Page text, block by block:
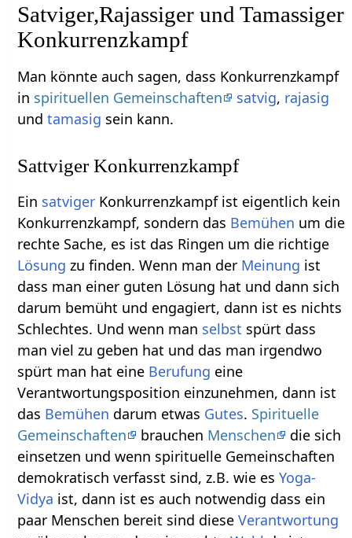
Satviger,Rajassiger und Tamassiger
Konkurrenzkampf
Man könnte auch sagen, dass Konkurrenzkampf
in spirituellen Gemeinschaften satvig, rajasig
undtamasig sein kann.
Sattviger Konkurrenzkampf
Ein satviger Konkurrenzkampf ist eigentlich kein
Konkurrenzkampf, sondern das Bemühen um die
rechte Sache, es ist das Ringen um die richtige
Lösung zu finden. Wenn man der Meinung ist
dass man einer guten Lösung hat und dann sich
darum bemüht und engagiert, dann ist es nichts
Schlechtes. Und wenn man selbst spürt dass
man viel zu geben hat und das man irgendwo
spürt man hat eine Berufung eine
Verantwortungsposition einzunehmen, dann ist
das Bemühen darum etwas Gutes. Spirituelle
Gemeinschaften
brauchen Menschen
die sich
einsetzen und wenn spirituelle Gemeinschaften
demokratisch verfasst sind, z.B. wie esYoga-
Vidya ist, dann ist es auch notwendig dass ein
paar Menschen bereit sind dieseVerantwortung